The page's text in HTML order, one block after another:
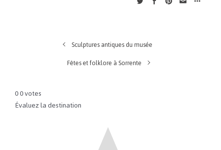
Sculptures antiques du musée
Fêtes et folklore à Sorrente
00votes
Évaluez la destination